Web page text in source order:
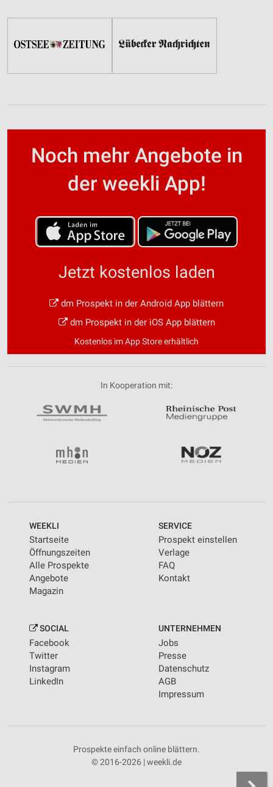
Noch mehr Angebote in
der weekli App!
Jetzt kostenlos laden
dm Prospekt in der Android App blättern
dm Prospekt in der iOS App blättern
Kostenlos im App Store erhältlich
In Kooperation mit:
WEEKLI
Startseite
Öffnungszeiten
Alle Prospekte
Angebote
Magazin
SERVICE
Prospekt einstellen
Verlage
FAQ
Kontakt
SOCIAL
Facebook
Twitter
Instagram
LinkedIn
UNTERNEHMEN
Jobs
Presse
Datenschutz
AGB
Impressum
Prospekte einfach online blättern.
© 2016-2026 | weekli.de